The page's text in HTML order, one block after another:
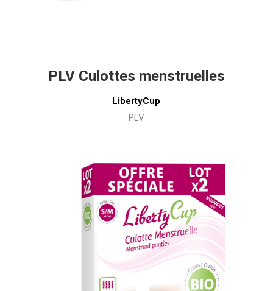
PLV Culottes menstruelles
LibertyCup
PLV